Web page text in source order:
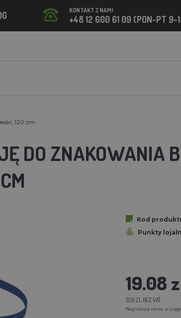
KONTAKT Z NAMI
+48 12 600 61 09 (PON-PT 9-
120 cm
DO ZNAKOWANIA
Kod
Punkty
19.08
15.51 ZL BEZ VAT
Najniższa cena w